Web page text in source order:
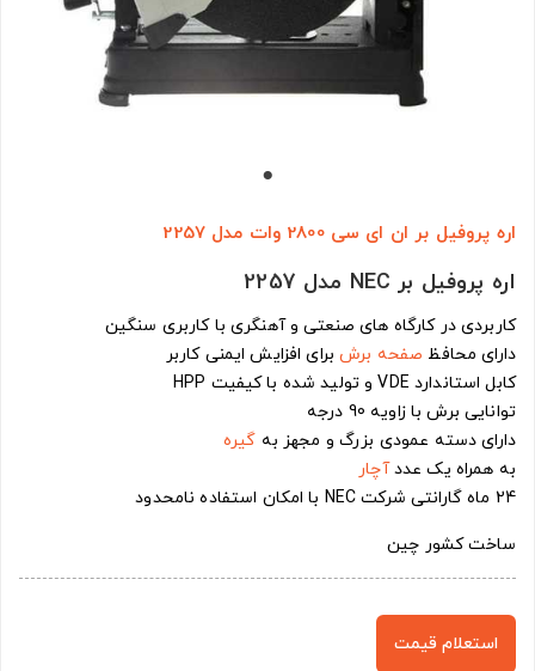
اره پروفیل بر ان ای سی 2800 وات مدل 2257
اره پروفیل بر NEC مدل 2257
کاربردی در کارگاه های صنعتی و آهنگری با کاربری سنگین
دارای محافظ صفحه برشبرای افزایش ایمنی کاربر
کابل استاندارد VDE و تولید شده با کیفیت HPP
توانایی برش با زاویه 90 درجه
دارای دسته عمودی بزرگ و مجهز به گیره
به همراه یک عددآچار
24 ماه گارانتی شرکت NEC با امکان استفاده نامحدود
ساخت کشور چین
استعلام قیمت